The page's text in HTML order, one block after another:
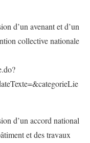
d’un avenant et d’un
collective nationale
d’un accord national
et des travaux